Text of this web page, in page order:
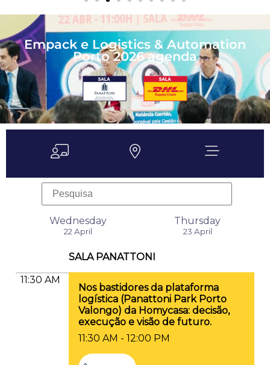
Empack e Logistics & Automation
Porto 2026 agenda